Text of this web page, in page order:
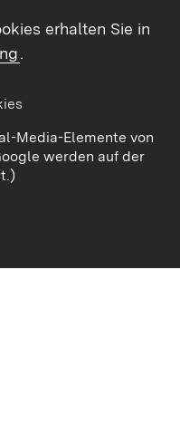
erhalten Sie in
.
Media-Elemente von
werden auf der